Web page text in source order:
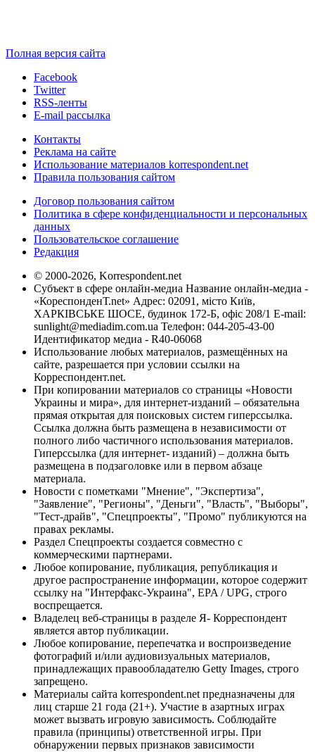
Полная версия сайта
Facebook
Twitter
RSS-ленты
E-mail рассылка
Контакты
Реклама на сайте
Использование материалов korrespondent.net
Правила пользования сайтом
Договор пользования сайтом
Политика в сфере конфиденциальности и персональных
данных
Пользовательское соглашение
Редакция
© 2000-2026, Korrespondent.net
Субъект в сфере онлайн-медиа Название онлайн-медиа -
«КореспонденТ.net» Адрес: 02091, місто Київ,
ХАРКІВСЬКЕ ШОСЕ, будинок 172-Б, офіс 208/1 E-mail:
sunlight@mediadim.com.ua Телефон: 044-205-43-00
Идентификатор медиа - R40-06068
Использование любых материалов, размещённых на
сайте, разрешается при условии ссылки на
Корреспондент.net.
При копировании материалов со страницы «Новости
Украины и мира», для интернет-изданий – обязательна
прямая открытая для поисковых систем гиперссылка.
Ссылка должна быть размещена в независимости от
полного либо частичного использования материалов.
Гиперссылка (для интернет- изданий) – должна быть
размещена в подзаголовке или в первом абзаце
материала.
Новости с пометками "Мнение", "Экспертиза",
"Заявление", "Регионы", "Деньги", "Власть", "Выборы",
"Тест-драйв", "Спецпроекты", "Промо" публикуются на
правах рекламы.
Раздел Спецпроекты создается совместно с
коммерческими партнерами.
Любое копирование, публикация, републикация и
другое распространение информации, которое содержит
ссылку на "Интерфакс-Украина", EPA / UPG, строго
воспрещается.
Владелец веб-страницы в разделе Я- Корреспондент
является автор публикации.
Любое копирование, перепечатка и воспроизведение
фотографий и/или аудиовизуальных материалов,
принадлежащих правообладателю Getty Images, строго
запрещено.
Материалы сайта korrespondent.net предназначены для
лиц старше 21 года (21+). Участие в азартных играх
может вызвать игровую зависимость. Соблюдайте
правила (принципы) ответственной игры. При
обнаружении первых признаков зависимости